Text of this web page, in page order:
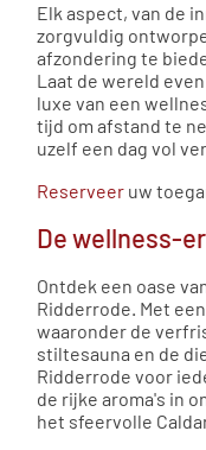
Elk aspect, van de
zorgvuldig
afzondering te
Laat de wereld
luxe van een
tijd om afstand te
uzelf een dag vol
Reserveer uw
De wellness-
Ontdek een oase
Ridderrode. Met
waaronder de
stiltesauna en de
Ridderrode voor
de rijke aroma's in
het sfeervolle